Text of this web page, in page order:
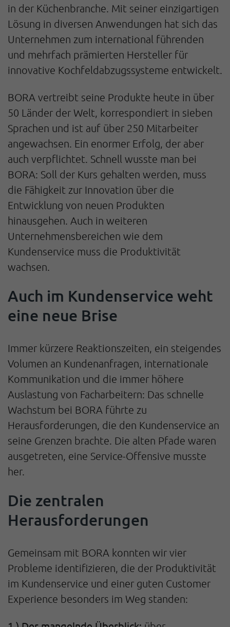
in der Küchenbranche. Mit seiner einzigartigen
Lösung in diversen Anwendungen hat sich das
Unternehmen zum international führenden
und mehrfach prämierten Hersteller für
innovative Kochfeldabzugssysteme entwickelt.
BORA vertreibt seine Produkte heute in über
50 Länder der Welt, korrespondiert in sieben
Sprachen und ist auf über 250 Mitarbeiter
angewachsen. Ein enormer Erfolg, der aber
auch verpflichtet. Schnell wusste man bei
BORA: Soll der Kurs gehalten werden, muss
die Fähigkeit zur Innovation über die
Entwicklung von neuen Produkten
hinausgehen. Auch in weiteren
Unternehmensbereichen wie dem
Kundenservice muss die Produktivität
wachsen.
Auch im Kundenservice weht
eine neue Brise
Immer kürzere Reaktionszeiten, ein steigendes
Volumen an Kundenanfragen, internationale
Kommunikation und die immer höhere
Auslastung von Facharbeitern: Das schnelle
Wachstum bei BORA führte zu
Herausforderungen, die den Kundenservice an
seine Grenzen brachte. Die alten Pfade waren
ausgetreten, eine Service-Offensive musste
her.
Die zentralen
Herausforderungen
Gemeinsam mit BORA konnten wir vier
Probleme identifizieren, die der Produktivität
im Kundenservice und einer guten Customer
Experience besonders im Weg standen: